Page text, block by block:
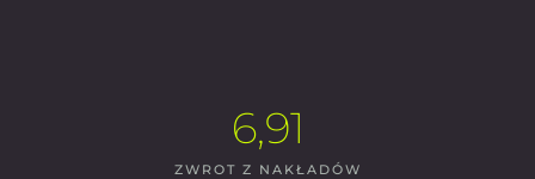
6,91
ZWROT Z NAKŁADÓW